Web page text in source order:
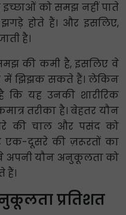
को समझ नहीं पाते
होते हैं। और इसलिए,
है।
की कमी है, इसलिए वे
में झिझक सकते हैं। लेकिन
यह उनकी शारीरिक
तरीका है। बेहतर यौन
की चाल और पसंद को
एक-दूसरे की ज़रूरतों का
अपनी यौन अनुकूलता को
हैं।
प्रतिशत